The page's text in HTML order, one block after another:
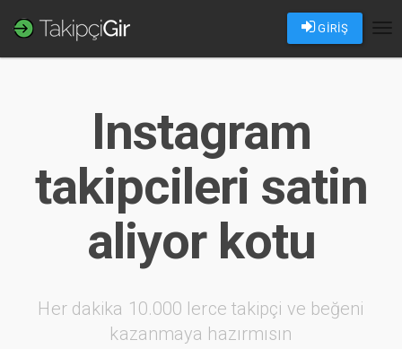
GİRİŞ
Instagram
takipcileri satin
aliyor kotu
Her dakika 10.000 lerce takipçi ve beğeni
kazanmaya hazırmısın